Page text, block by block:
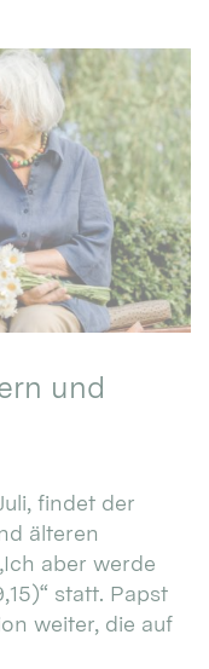
und
findet der
älteren
aber werde
statt. Papst
weiter, die auf